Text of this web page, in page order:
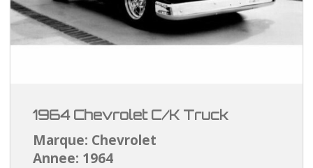
1964 Chevrolet C/K Truck
Marque: Chevrolet
Annee: 1964